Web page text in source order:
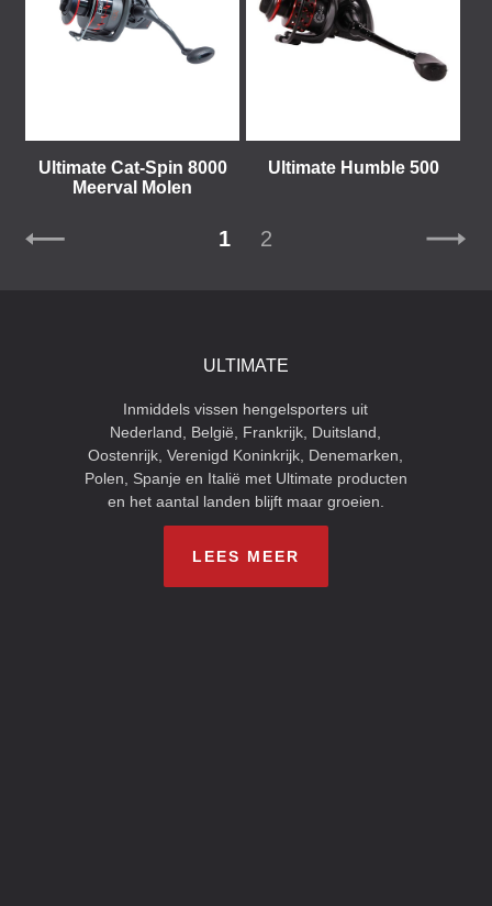
Ultimate Cat-Spin 8000
Meerval Molen
Ultimate Humble 500
1 2
ULTIMATE
Inmiddels vissen hengelsporters uit
Nederland, België, Frankrijk, Duitsland,
Oostenrijk, Verenigd Koninkrijk, Denemarken,
Polen, Spanje en Italië met Ultimate producten
en het aantal landen blijft maar groeien.
LEES MEER